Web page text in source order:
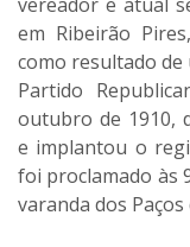
em Ribeirão
como resultado
Partido
outubro de 1910,
e implantou o
foi proclamado às
varanda dos